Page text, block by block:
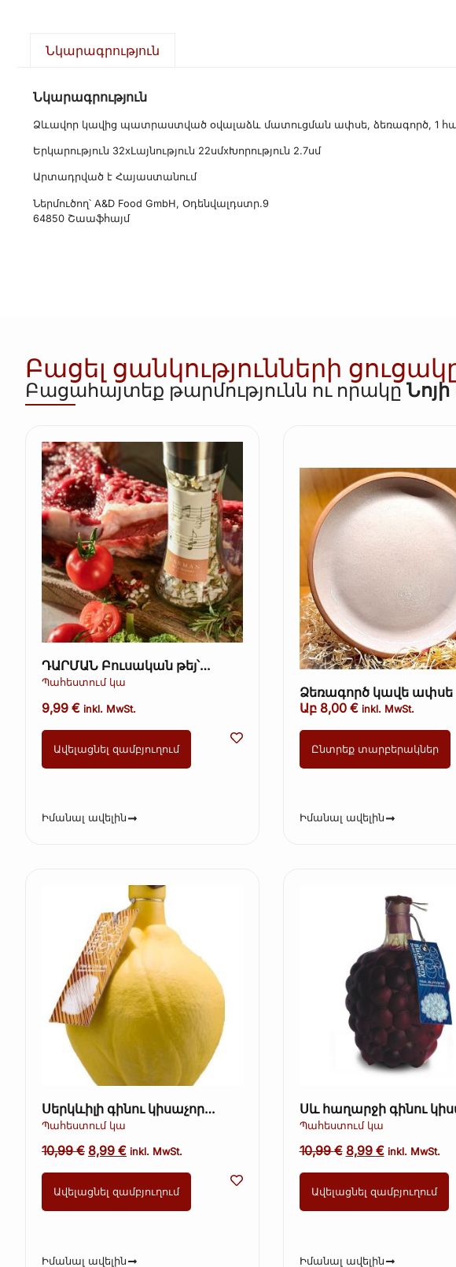
Նկարագրություն
Նկարագրություն
Ձևավոր կավից պատրաստված օվալաձև մատուցման ափսե, ձեռագործ, 1
Երկարություն 32xԼայնություն 22սմxԽորություն 2.7սմ
Արտադրված է Հայաստանում
Ներմուծող՝ A&D Food GmbH, Օդենվալդստր.9
64850 Շաաֆհայմ
Բացել ցանկությունների
Բացահայտեք թարմությունն ու որակը
ԴԱՐՄԱՆ Բուսական թեյ՝
խոտաբույսերով և մրգերով,
(Kopie) (Kopie) (Kopie)
Պահեստում կա
9,99 € inkl. MwSt.
Ավելացնել զամբյուղում
Իմանալ ավելին
Ձեռագործ կավե ափսե
հատ։
Աբ 8,00 € inkl. MwSt.
Ընտրեք տարբերակներ
Իմանալ ավելին
Սերկևիլի գինու կիսաչոր
դեկորատիվ շիշ
Պահեստում կա
10,99€ 8,99 € inkl. MwSt.
Ավելացնել զամբյուղում
Իմանալ ավելին
Սև հաղարջի գինու
դեկորատիվ շիշ
Պահեստում կա
10,99€ 8,99 € inkl. MwSt.
Ավելացնել զամբյուղում
Իմանալ ավելին